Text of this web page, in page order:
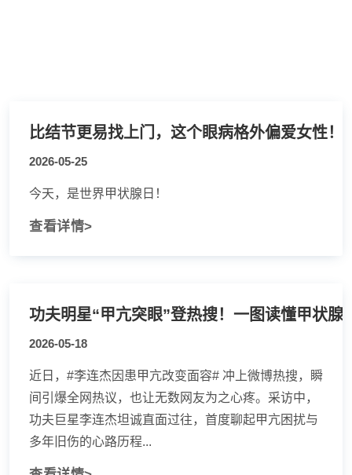
比结节更易找上门，这个眼病格外偏爱女性！
2026-05-25
今天，是世界甲状腺日！
查看详情>
功夫明星“甲亢突眼”登热搜！一图读懂甲状腺
2026-05-18
近日，#李连杰因患甲亢改变面容# 冲上微博热搜，瞬
间引爆全网热议，也让无数网友为之心疼。采访中，
功夫巨星李连杰坦诚直面过往，首度聊起甲亢困扰与
多年旧伤的心路历程...